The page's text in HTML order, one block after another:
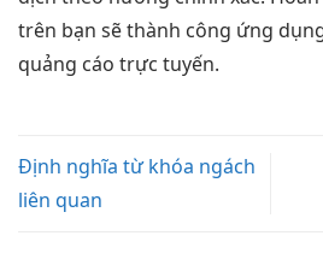
trên bạn sẽ thành công ứng
quảng cáo trực tuyến.
Định nghĩa từ khóa ngách
liên quan